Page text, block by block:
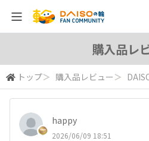
購入品レ
トップ＞ 購入品レビュー ＞
happy
2026/06/09 18:51